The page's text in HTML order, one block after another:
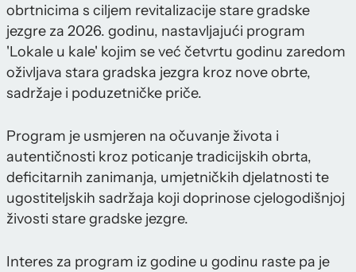
obrtnicima s ciljem revitalizacije stare gradske
jezgre za 2026. godinu, nastavljajući program
'Lokale u kale' kojim se već četvrtu godinu zaredom
oživljava stara gradska jezgra kroz nove obrte,
sadržaje i poduzetničke priče.
Program je usmjeren na očuvanje života i
autentičnosti kroz poticanje tradicijskih obrta,
deficitarnih zanimanja, umjetničkih djelatnosti te
ugostiteljskih sadržaja koji doprinose cjelogodišnjoj
živosti stare gradske jezgre.
Interes za program iz godine u godinu raste pa je